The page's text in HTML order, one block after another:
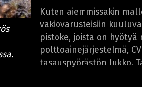
Kuten aiemmissakin
vakiovarusteisiin
pistoke, joista on hyötyä
polttoainejärjestelmä,
tasauspyörästön lukko.